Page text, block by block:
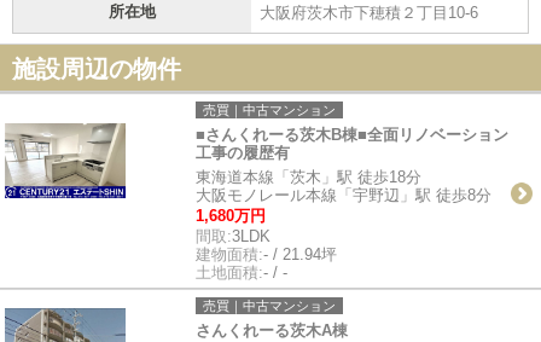
所在地 大阪府茨木市下穂積２丁目10-6
施設周辺の物件
売買｜中古マンション
■さんくれーる茨木B棟■全面リノベーション
工事の履歴有
東海道本線「茨木」駅 徒歩18分
大阪モノレール本線「宇野辺」駅 徒歩8分
1,680万円
間取:3LDK
建物面積:- / 21.94坪
土地面積:- / -
売買｜中古マンション
さんくれーる茨木A棟